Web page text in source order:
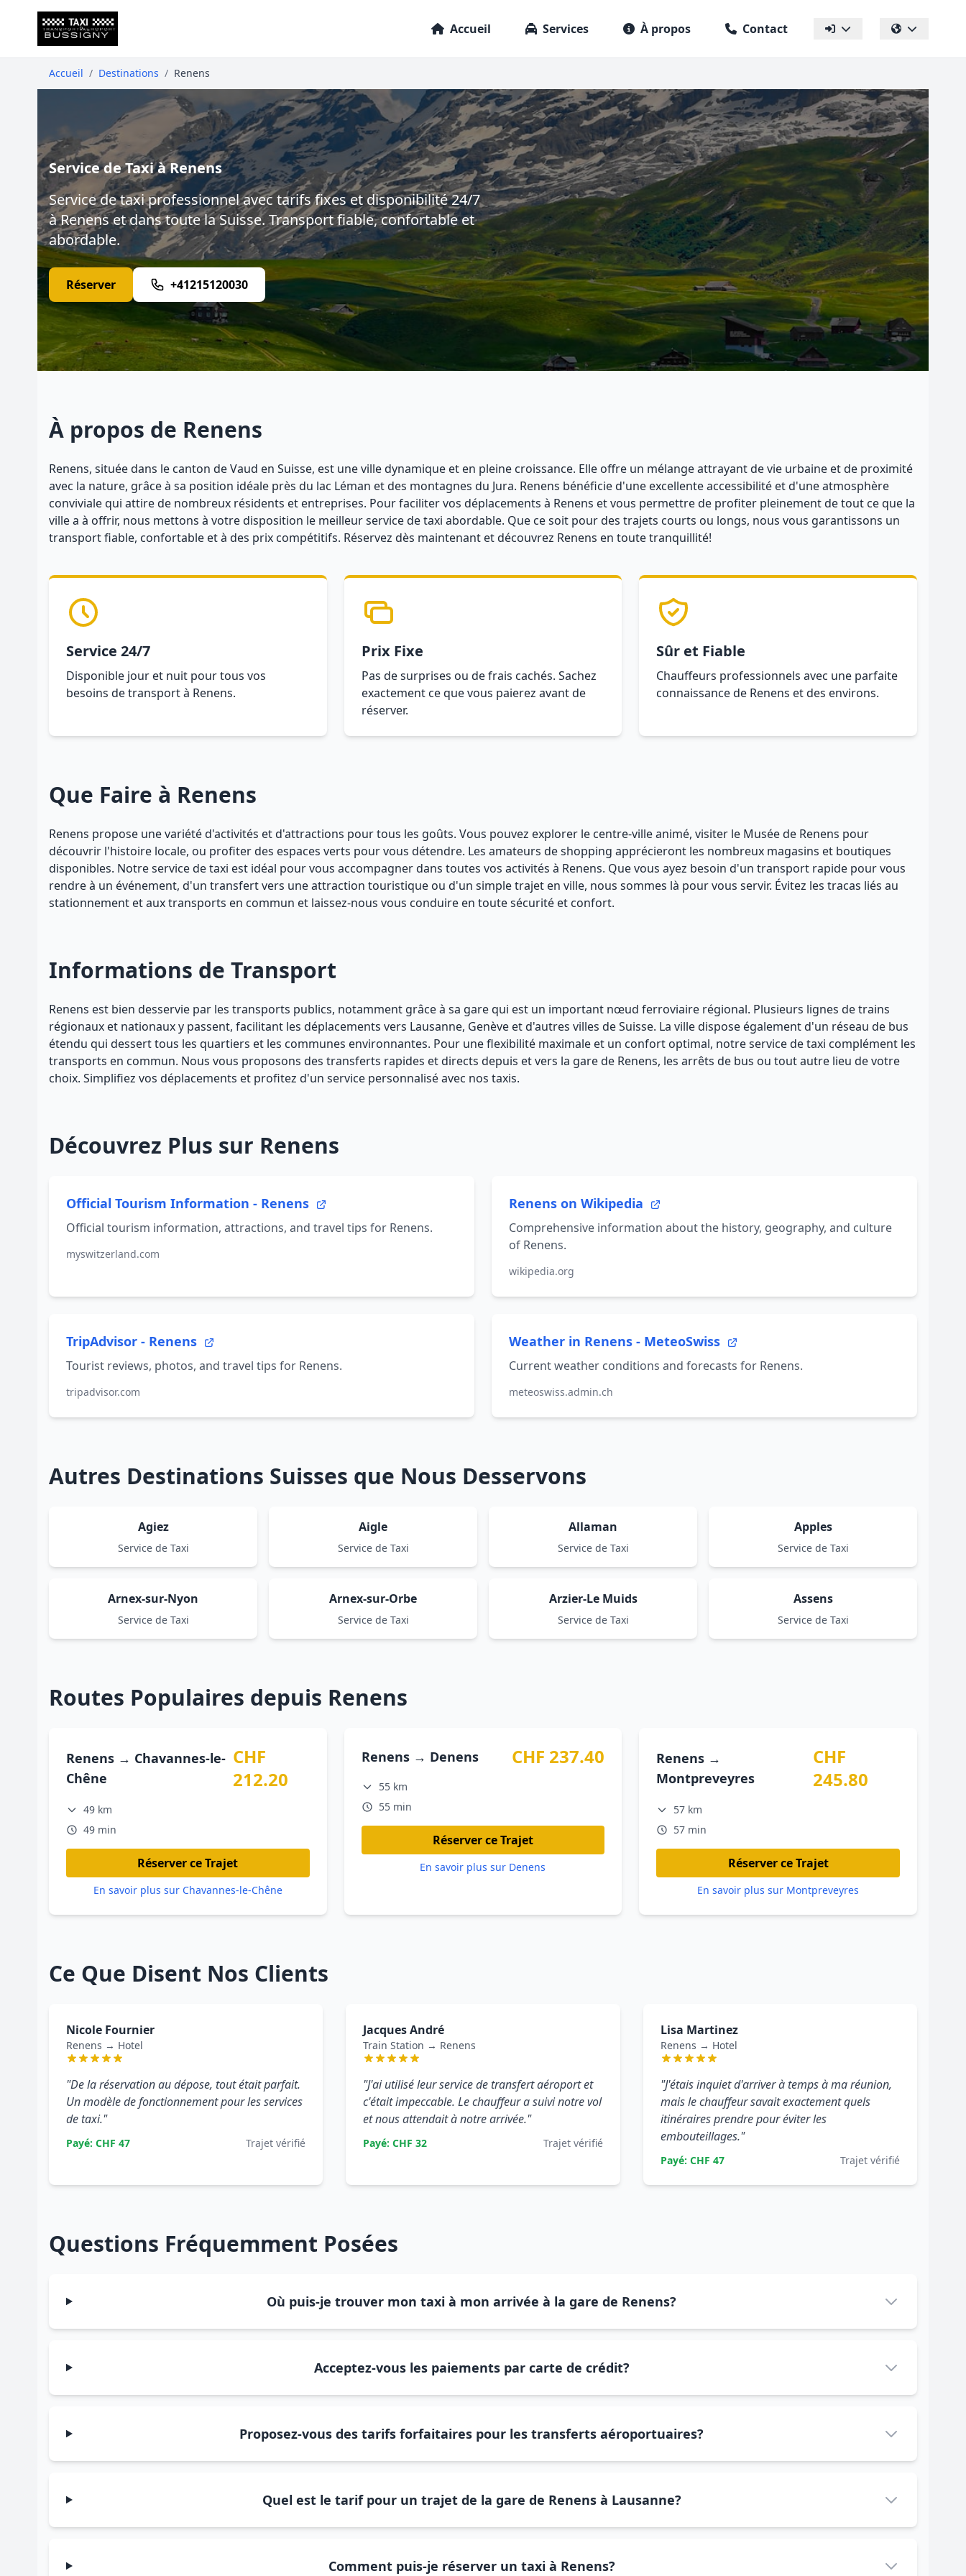
Accueil Services À propos Contact
Accueil / Destinations / Renens
Service de Taxi à Renens
Service de taxi professionnel avec tarifs fixes et disponibilité 24/7
à Renens et dans toute la Suisse. Transport fiable, confortable et
abordable.
Réserver +41215120030
À propos de Renens
Renens, située dans le canton de Vaud en Suisse, est une ville dynamique et en pleine croissance. Elle offre un mélange attrayant de vie urbaine et de proximité
avec la nature, grâce à sa position idéale près du lac Léman et des montagnes du Jura. Renens bénéficie d'une excellente accessibilité et d'une atmosphère
conviviale qui attire de nombreux résidents et entreprises. Pour faciliter vos déplacements à Renens et vous permettre de profiter pleinement de tout ce que la
ville a à offrir, nous mettons à votre disposition le meilleur service de taxi abordable. Que ce soit pour des trajets courts ou longs, nous vous garantissons un
transport fiable, confortable et à des prix compétitifs. Réservez dès maintenant et découvrez Renens en toute tranquillité!
Service 24/7
Disponible jour et nuit pour tous vos
besoins de transport à Renens.
Prix Fixe
Pas de surprises ou de frais cachés. Sachez
exactement ce que vous paierez avant de
réserver.
Sûr et Fiable
Chauffeurs professionnels avec une parfaite
connaissance de Renens et des environs.
Que Faire à Renens
Renens propose une variété d'activités et d'attractions pour tous les goûts. Vous pouvez explorer le centre-ville animé, visiter le Musée de Renens pour
découvrir l'histoire locale, ou profiter des espaces verts pour vous détendre. Les amateurs de shopping apprécieront les nombreux magasins et boutiques
disponibles. Notre service de taxi est idéal pour vous accompagner dans toutes vos activités à Renens. Que vous ayez besoin d'un transport rapide pour vous
rendre à un événement, d'un transfert vers une attraction touristique ou d'un simple trajet en ville, nous sommes là pour vous servir. Évitez les tracas liés au
stationnement et aux transports en commun et laissez-nous vous conduire en toute sécurité et confort.
Informations de Transport
Renens est bien desservie par les transports publics, notamment grâce à sa gare qui est un important nœud ferroviaire régional. Plusieurs lignes de trains
régionaux et nationaux y passent, facilitant les déplacements vers Lausanne, Genève et d'autres villes de Suisse. La ville dispose également d'un réseau de bus
étendu qui dessert tous les quartiers et les communes environnantes. Pour une flexibilité maximale et un confort optimal, notre service de taxi complément les
transports en commun. Nous vous proposons des transferts rapides et directs depuis et vers la gare de Renens, les arrêts de bus ou tout autre lieu de votre
choix. Simplifiez vos déplacements et profitez d'un service personnalisé avec nos taxis.
Découvrez Plus sur Renens
Official Tourism Information - Renens
Official tourism information, attractions, and travel tips for Renens.
myswitzerland.com
Renens on Wikipedia
Comprehensive information about the history, geography, and culture
of Renens.
wikipedia.org
TripAdvisor - Renens
Tourist reviews, photos, and travel tips for Renens.
tripadvisor.com
Weather in Renens - MeteoSwiss
Current weather conditions and forecasts for Renens.
meteoswiss.admin.ch
Autres Destinations Suisses que Nous Desservons
Agiez
Service de Taxi
Aigle
Service de Taxi
Allaman
Service de Taxi
Apples
Service de Taxi
Arnex-sur-Nyon
Service de Taxi
Arnex-sur-Orbe
Service de Taxi
Arzier-Le Muids
Service de Taxi
Assens
Service de Taxi
Routes Populaires depuis Renens
Renens → Chavannes-le-
Chêne
CHF
212.20
49 km
49 min
Réserver ce Trajet
En savoir plus sur Chavannes-le-Chêne
Renens → Denens CHF 237.40
55 km
55 min
Réserver ce Trajet
En savoir plus sur Denens
Renens →
Montpreveyres
CHF
245.80
57 km
57 min
Réserver ce Trajet
En savoir plus sur Montpreveyres
Ce Que Disent Nos Clients
Nicole Fournier
Renens → Hotel
"De la réservation au dépose, tout était parfait.
Un modèle de fonctionnement pour les services
de taxi."
Payé: CHF 47 Trajet vérifié
Jacques André
Train Station → Renens
"J'ai utilisé leur service de transfert aéroport et
c'était impeccable. Le chauffeur a suivi notre vol
et nous attendait à notre arrivée."
Payé: CHF 32 Trajet vérifié
Lisa Martinez
Renens → Hotel
"J'étais inquiet d'arriver à temps à ma réunion,
mais le chauffeur savait exactement quels
itinéraires prendre pour éviter les
embouteillages."
Payé: CHF 47 Trajet vérifié
Questions Fréquemment Posées
Où puis-je trouver mon taxi à mon arrivée à la gare de Renens?
Acceptez-vous les paiements par carte de crédit?
Proposez-vous des tarifs forfaitaires pour les transferts aéroportuaires?
Quel est le tarif pour un trajet de la gare de Renens à Lausanne?
Comment puis-je réserver un taxi à Renens?